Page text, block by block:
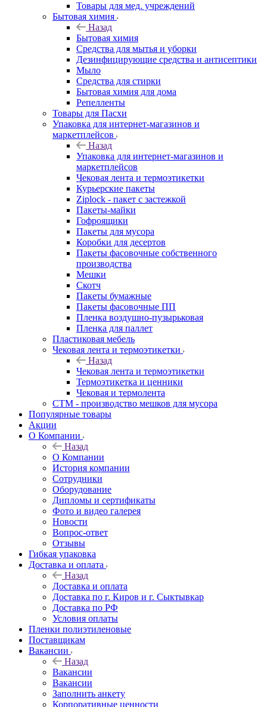
Товары для мед. учреждений
Бытовая химия
Назад
Бытовая химия
Средства для мытья и уборки
Дезинфицирующие средства и антисептики
Мыло
Средства для стирки
Бытовая химия для дома
Репелленты
Товары для Пасхи
Упаковка для интернет-магазинов и
маркетплейсов
Назад
Упаковка для интернет-магазинов и
маркетплейсов
Чековая лента и термоэтикетки
Курьерские пакеты
Ziplock - пакет с застежкой
Пакеты-майки
Гофроящики
Пакеты для мусора
Коробки для десертов
Пакеты фасовочные собственного
производства
Мешки
Скотч
Пакеты бумажные
Пакеты фасовочные ПП
Пленка воздушно-пузырьковая
Пленка для паллет
Пластиковая мебель
Чековая лента и термоэтикетки
Назад
Чековая лента и термоэтикетки
Термоэтикетка и ценники
Чековая и термолента
СТМ - производство мешков для мусора
Популярные товары
Акции
О Компании
Назад
О Компании
История компании
Сотрудники
Оборудование
Дипломы и сертификаты
Фото и видео галерея
Новости
Вопрос-ответ
Отзывы
Гибкая упаковка
Доставка и оплата
Назад
Доставка и оплата
Доставка по г. Киров и г. Сыктывкар
Доставка по РФ
Условия оплаты
Пленки полиэтиленовые
Поставщикам
Вакансии
Назад
Вакансии
Вакансии
Заполнить анкету
Корпоративные ценности